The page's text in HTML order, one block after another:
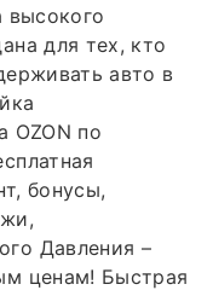
высокого
для тех, кто
авто в
OZON по
бонусы,
Давления –
ценам! Быстрая